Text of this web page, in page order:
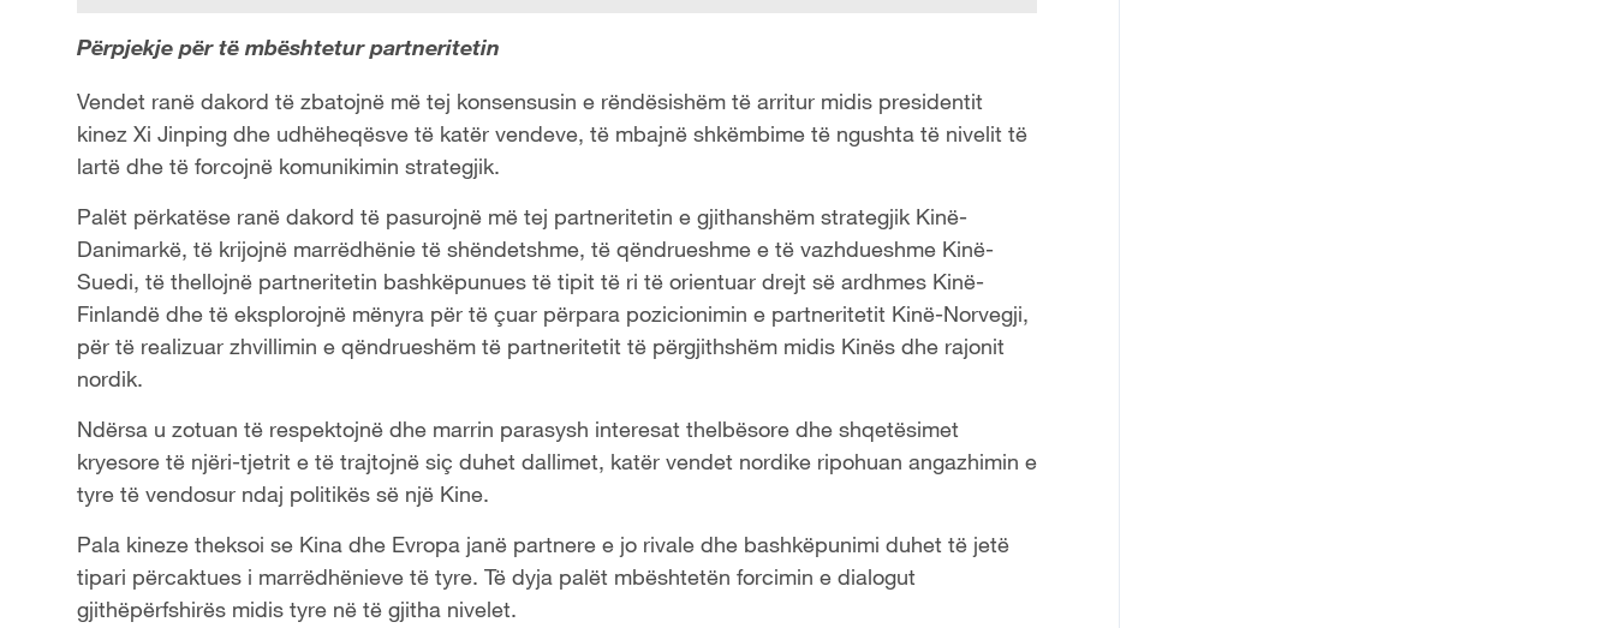
Përpjekje për të mbështetur partneritetin
Vendet ranë dakord të zbatojnë më tej konsensusin e rëndësishëm të arritur midis presidentit
kinez Xi Jinping dhe udhëheqësve të katër vendeve, të mbajnë shkëmbime të ngushta të nivelit të
lartë dhe të forcojnë komunikimin strategjik.
Palët përkatëse ranë dakord të pasurojnë më tej partneritetin e gjithanshëm strategjik Kinë-
Danimarkë, të krijojnë marrëdhënie të shëndetshme, të qëndrueshme e të vazhdueshme Kinë-
Suedi, të thellojnë partneritetin bashkëpunues të tipit të ri të orientuar drejt së ardhmes Kinë-
Finlandë dhe të eksplorojnë mënyra për të çuar përpara pozicionimin e partneritetit Kinë-Norvegji,
për të realizuar zhvillimin e qëndrueshëm të partneritetit të përgjithshëm midis Kinës dhe rajonit
nordik.
Ndërsa u zotuan të respektojnë dhe marrin parasysh interesat thelbësore dhe shqetësimet
kryesore të njëri-tjetrit e të trajtojnë siç duhet dallimet, katër vendet nordike ripohuan angazhimin e
tyre të vendosur ndaj politikës së një Kine.
Pala kineze theksoi se Kina dhe Evropa janë partnere e jo rivale dhe bashkëpunimi duhet të jetë
tipari përcaktues i marrëdhënieve të tyre. Të dyja palët mbështetën forcimin e dialogut
gjithëpërfshirës midis tyre në të gjitha nivelet.